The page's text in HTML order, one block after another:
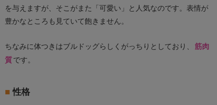
を与えますが、そこがまた「可愛い」と人気なのです。表情が
豊かなところも見ていて飽きません。
ちなみに体つきはブルドッグらしくがっちりとしており、 筋肉
質です。
性格